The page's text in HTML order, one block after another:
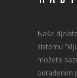
Naše
sistemu
možete
odrađenim